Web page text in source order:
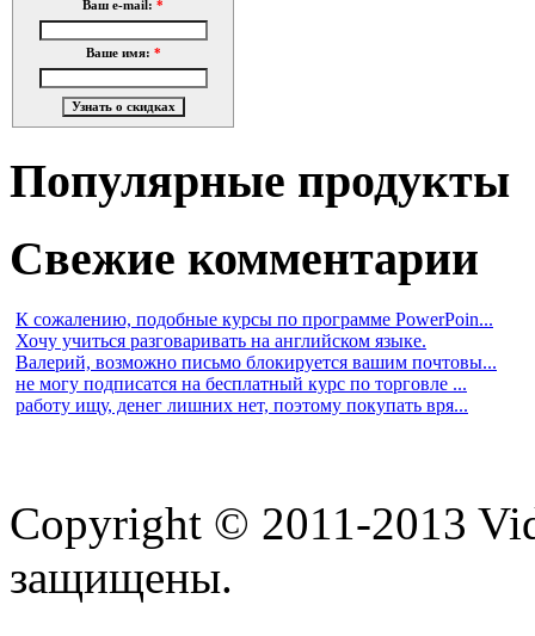
Ваш e-mail: *
Ваше имя: *
Популярные продукты
Свежие комментарии
К сожалению, подобные курсы по программе PowerPoin...
Хочу учиться разговаривать на английском языке.
Валерий, возможно письмо блокируется вашим почтовы...
не могу подписатся на бесплатный курс по торговле ...
работу ищу, денег лишних нет, поэтому покупать вря...
Copyright © 2011-2013
защищены.